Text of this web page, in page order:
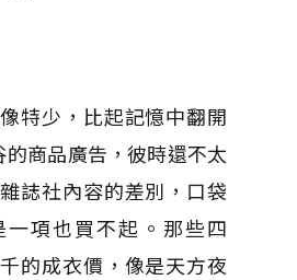
特少，比起記憶中翻開
的商品廣告，彼時還不太
誌社內容的差別，口袋
一項也買不起。那些四
的成衣價，像是天方夜